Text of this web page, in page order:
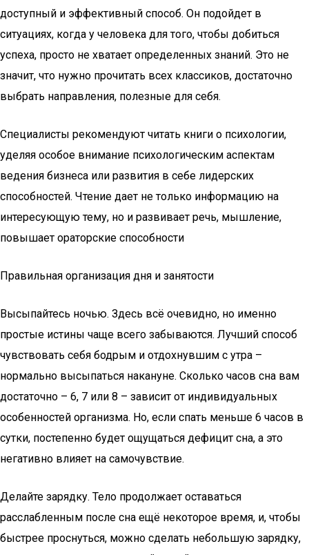
доступный и эффективный способ. Он подойдет в
ситуациях, когда у человека для того, чтобы добиться
успеха, просто не хватает определенных знаний. Это не
значит, что нужно прочитать всех классиков, достаточно
выбрать направления, полезные для себя.
Специалисты рекомендуют читать книги о психологии,
уделяя особое внимание психологическим аспектам
ведения бизнеса или развития в себе лидерских
способностей. Чтение дает не только информацию на
интересующую тему, но и развивает речь, мышление,
повышает ораторские способности
Правильная организация дня и занятости
Высыпайтесь ночью. Здесь всё очевидно, но именно
простые истины чаще всего забываются. Лучший способ
чувствовать себя бодрым и отдохнувшим с утра –
нормально высыпаться накануне. Сколько часов сна вам
достаточно – 6, 7 или 8 – зависит от индивидуальных
особенностей организма. Но, если спать меньше 6 часов в
сутки, постепенно будет ощущаться дефицит сна, а это
негативно влияет на самочувствие.
Делайте зарядку. Тело продолжает оставаться
расслабленным после сна ещё некоторое время, и, чтобы
быстрее проснуться, можно сделать небольшую зарядку,